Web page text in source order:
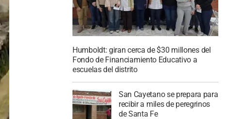
Humboldt: giran cerca de $30 millones del
Fondo de Financiamiento Educativo a
escuelas del distrito
San Cayetano se prepara para
recibir a miles de peregrinos
de Santa Fe